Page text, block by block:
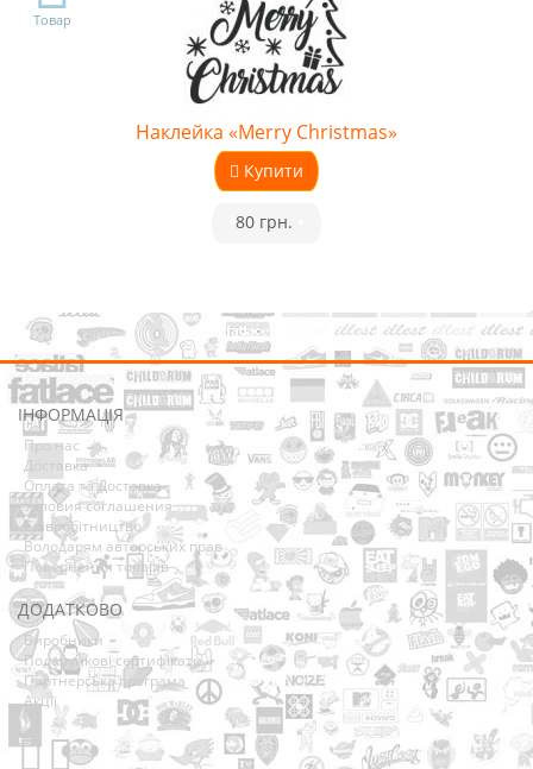
Товар
Наклейка «Merry Christmas»
Купити
80 грн.
ІНФОРМАЦІЯ
Про нас
Доставка
Оплата та Доставка
Условия соглашения
Співробітництво
Володарям авторських прав
Повернення товарів
ДОДАТКОВО
Виробники
Подарункові сертифікати
Партнерська програма
Акції